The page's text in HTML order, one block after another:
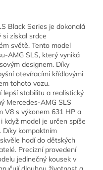
Black Series je dokonalá
získal srdce
světě. Tento model
AMG SLS, který vyniká
designem. Díky
otevíracími křídlovými
tohoto vozu.
lepší stabilitu a realistický
Mercedes-AMG SLS
V8 s výkonem 631 HP a
když model je určen spíše
Díky kompaktním
hodí do dětských
Precizní provedení
jedinečný kousek v